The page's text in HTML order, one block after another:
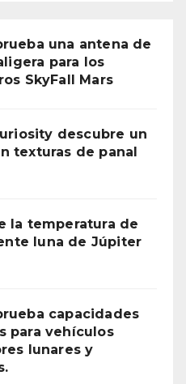
una antena de
para los
SkyFall Mars
descubre un
texturas de panal
la temperatura de
luna de Júpiter
capacidades
para vehículos
lunares y